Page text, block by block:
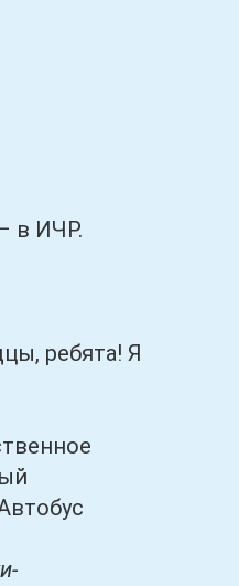
в ИЧР.
ребята! Я